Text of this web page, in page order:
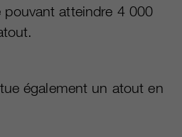
pouvant atteindre 4 000
également un atout en